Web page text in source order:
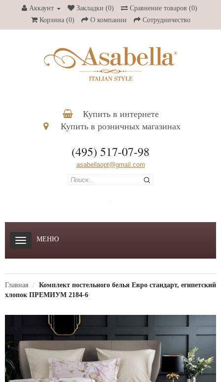
Аккаунт Закладки (0)
Сравнение товаров (0)
Корзина (0) О компании Сотрудничество
Купить в интернете
Купить в розничных магазинах
(495) 517-07-98
asabellaopt@gmail.com
МЕНЮ
Главная
Комплект постельного белья Евро стандарт, египетский
хлопок ПРЕМИУМ 2184-6